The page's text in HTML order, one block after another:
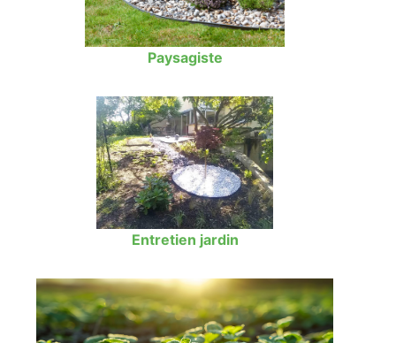
Paysagiste
Entretien jardin